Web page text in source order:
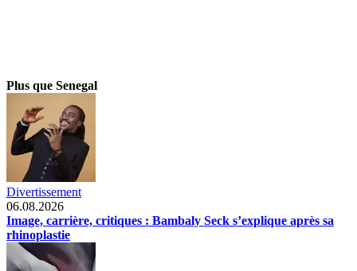
Plus que Senegal
Divertissement
06.08.2026
Image, carrière, critiques : Bambaly Seck s’explique après sa
rhinoplastie